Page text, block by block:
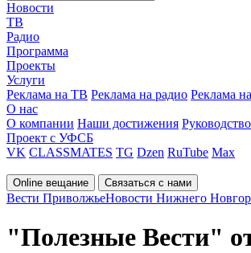
Новости
ТВ
Радио
Программа
Проекты
Услуги
Реклама на ТВ Реклама на радио Реклама
О нас
О компании Наши достижения Руководство
Проект с УФСБ
VK CLASSMATES TG Dzen RuTube Max
Online вещание Связаться с нами
Вести ПриволжьеНовости Нижнего
"Полезные Вести"